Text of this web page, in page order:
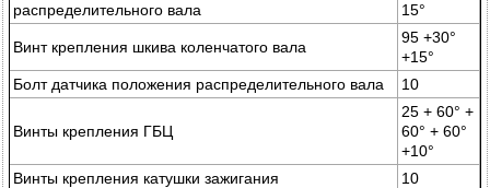
распределительного вала
15°
Винт крепления шкива коленчатого вала
95 +30°
+15°
Болт датчика положения распределительного вала
10
Винты крепления ГБЦ
25 + 60° +
60° + 60°
+10°
Винты крепления катушки зажигания
10